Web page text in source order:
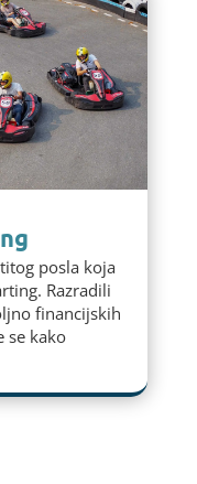
posla koja
Razradili
financijskih
se kako